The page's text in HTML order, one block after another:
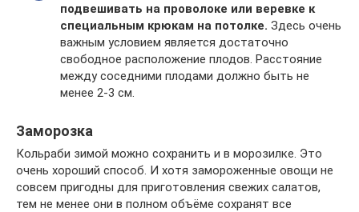
подвешивать на проволоке или веревке к
специальным крюкам на потолке. Здесь очень
важным условием является достаточно
свободное расположение плодов. Расстояние
между соседними плодами должно быть не
менее 2-3 см.
Заморозка
Кольраби зимой можно сохранить и в морозилке. Это
очень хороший способ. И хотя замороженные овощи не
совсем пригодны для приготовления свежих салатов,
тем не менее они в полном объёме сохранят все